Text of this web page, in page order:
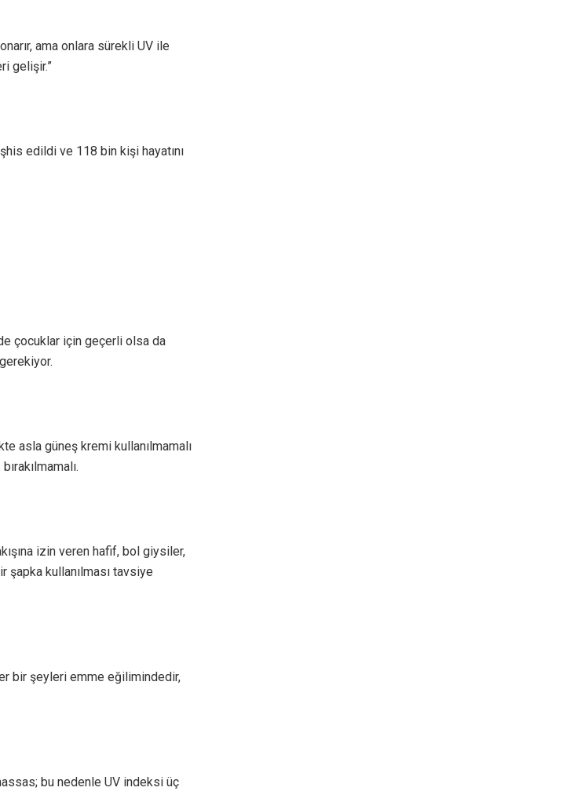
ama onlara sürekli UV ile
gelişir.”
edildi ve 118 bin kişi hayatını
çocuklar için geçerli olsa da
asla güneş kremi kullanılmamalı
izin veren hafif, bol giysiler,
kullanılması tavsiye
bir şeyleri emme eğilimindedir,
bu nedenle UV indeksi üç